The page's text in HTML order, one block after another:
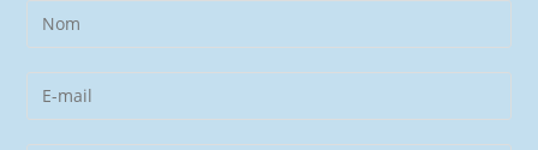
Enter
your
name
Enter
your
email